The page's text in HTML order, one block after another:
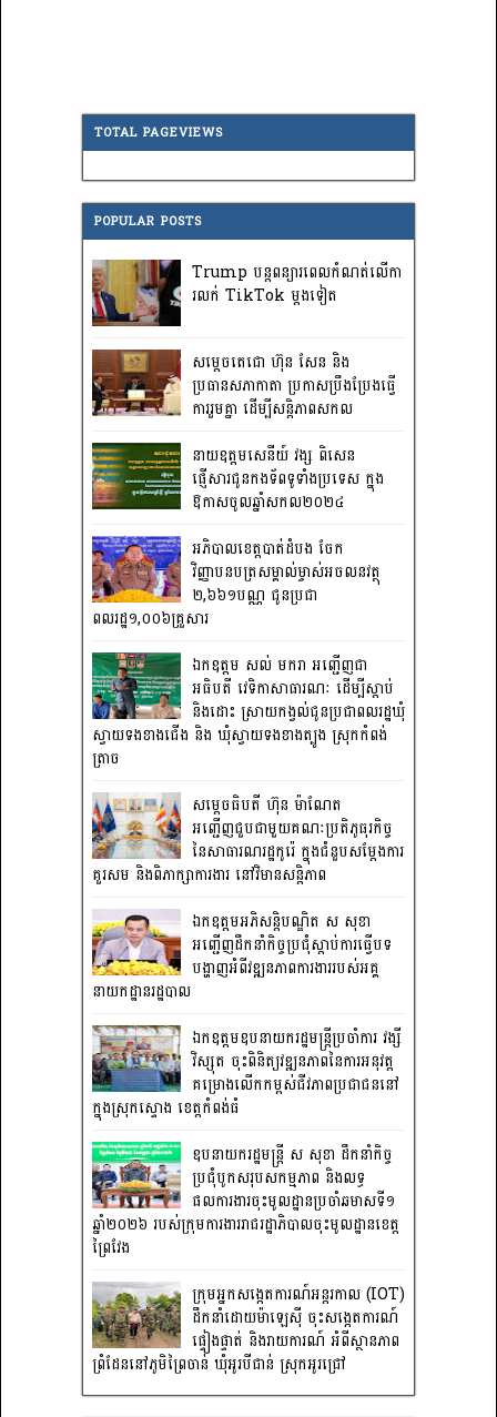
TOTAL PAGEVIEWS
POPULAR POSTS
Trump បន្តពន្យារពេលកំណត់លើកា
រលក់ TikTok ម្តងទៀត
សម្តេចតេជោ ហ៊ុន សែន និង
ប្រធានសភាកាតា ប្រកាសប្រឹងប្រែងធ្វើ
ការ​រួមគ្នា ដើម្បីសន្តិភាពសកល
នាយឧត្តមសេនីយ៍ វង្ស ពិសេន
ផ្ញើសារជូនកងទ័ពទូទាំងប្រទេស ក្នុង
ឱកាសចូលឆ្នាំសកល២០២៤
អភិបាលខេត្តបាត់ដំបង ចែក
វិញ្ញាបនបត្រសម្គាល់ម្ចាស់អចលនវត្ថុ
២,៦៦១បណ្ណ ជូនប្រជា
ពលរដ្ឋ១,០០៦គ្រួសារ
ឯកឧត្តម សល់ មករា អញ្ជើញជា
អធិបតី វេទិកាសាធារណៈ ដើម្បីស្តាប់
និងដោះ ស្រាយកង្វល់ជូនប្រជាពលរដ្ឋឃុំ
ស្វាយទងខាងជើង និង ឃុំស្វាយទងខាងត្បូង ស្រុកកំពង់
ត្រាច
សម្តេចធិបតី ហ៊ុន ម៉ាណែត
អញ្ជើញជួបជាមួយគណៈប្រតិភូធុរកិច្ច
នៃសាធារណរដ្ឋកូរ៉េ ក្នុងជំនួបសម្តែងការ
គួរសម និងពិភាក្សាការងារ នៅវិមានសន្តិភាព
ឯកឧត្តមអភិសន្តិបណ្ឌិត ស សុខា
អញ្ជើញដឹកនាំកិច្ចប្រជុំស្តាប់ការធ្វើបទ
បង្ហាញអំពីវឌ្ឍនភាពការងាររបស់អគ្គ
នាយកដ្ឋានរដ្ឋបាល
ឯកឧត្តមឧបនាយករដ្ឋមន្រ្តីប្រចាំការ វង្សី
វិស្សុត ចុះពិនិត្យវឌ្ឍនភាពនៃការអនុវត្ត
គម្រោងលើកកម្ពស់ជីវភាពប្រជាជននៅ
ក្នុងស្រុកស្ទោង ខេត្តកំពង់ធំ
ឧបនាយករដ្ឋមន្ត្រី ស សុខា ដឹកនាំកិច្ច
ប្រជុំបូកសរុបសកម្មភាព និងលទ្ធ
ផលការងារចុះមូលដ្ឋានប្រចាំឆមាសទី១
ឆ្នាំ២០២៦ របស់ក្រុមការងាររាជរដ្ឋាភិបាលចុះមូលដ្ឋានខេត្ត
ព្រៃវែង
ក្រុមអ្នកសង្កេតការណ៍អន្តរកាល (IOT)
ដឹកនាំដោយម៉ាឡេស៊ី ចុះសង្កេតការណ៍
ផ្ទៀងផ្ទាត់ និងរាយការណ៍ អំពីស្ថានភាព
ព្រំដែននៅភូមិព្រៃចាន់ ឃុំអូរបីជាន់ ស្រុកអូរជ្រៅ